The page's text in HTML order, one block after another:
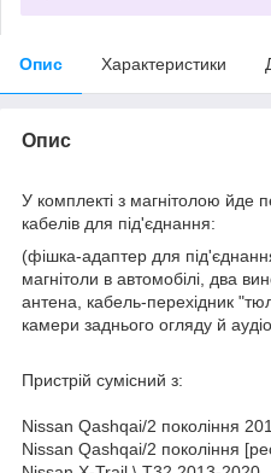
Опис Характеристики
Опис
У комплекті з магнітолою йде
кабелів для під'єднання:
(фішка-адаптер для
магнітоли в автомобілі, два
антена, кабель-перехідник
камери заднього огляду й
Пристрій сумісний з:
Nissan Qashqai/2 покоління
Nissan Qashqai/2 покоління